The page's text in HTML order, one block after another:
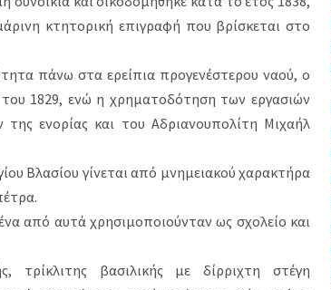
κτητορική επιγραφή που βρίσκεται στο
πάνω στα ερείπια προγενέστερου ναού, ο
1829, ενώ η χρηματοδότηση των εργασιών
ενορίας και του Αδριανουπολίτη Μιχαήλ
Βλασίου γίνεται από μνημειακού χαρακτήρα
από αυτά χρησιμοποιούνταν ως σχολείο και
τρίκλιτης βασιλικής με δίρριχτη στέγη